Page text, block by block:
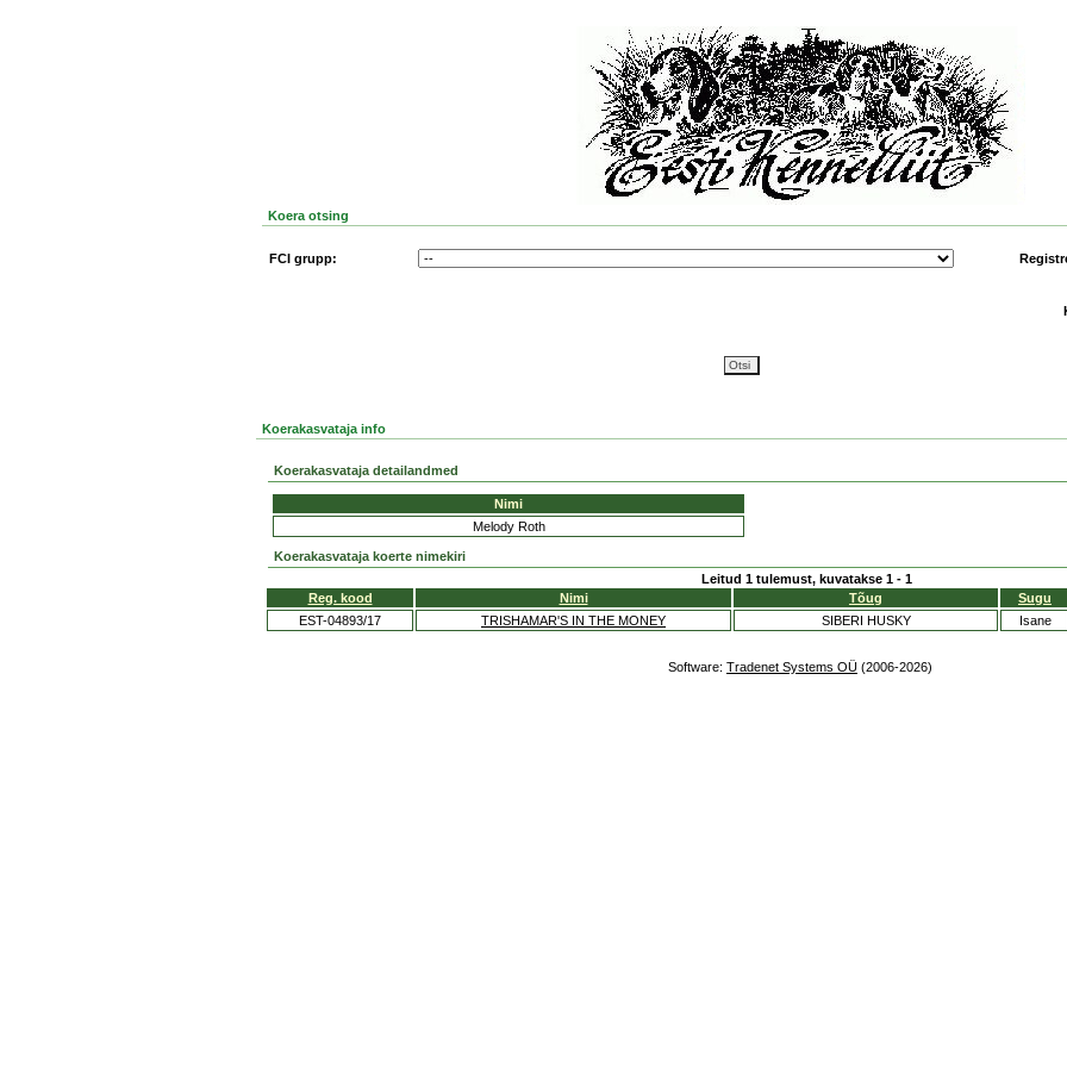
Koera otsing
FCI grupp:
Koerakasvataja info
Koerakasvataja detailandmed
Nimi
Melody Roth
Koerakasvataja koerte nimekiri
Leitud 1 tulemust, kuvatakse 1 - 1
Reg. kood
Nimi Tõug Sugu
EST-04893/17
TRISHAMAR'S IN THE MONEY SIBERI HUSKY Isane
Software: Tradenet Systems OÜ (2006-2026)